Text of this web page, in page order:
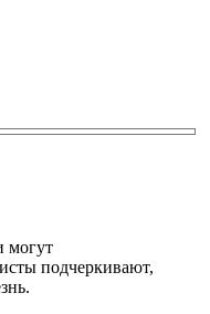
могут
подчеркивают,